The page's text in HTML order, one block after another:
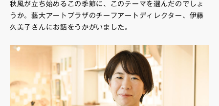
秋風が立ち始めるこの季節に、このテーマを選んだのでしょ
うか。藝大アートプラザのチーフアートディレクター、伊藤
久美子さんにお話をうかがいました。